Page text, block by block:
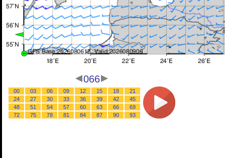
066
00 03 06 09 12 15 18
21
24
27 30 33 36 39 42
45
48
51 54 57 60 63 66
69
72
75 78 81 84 87 90 93